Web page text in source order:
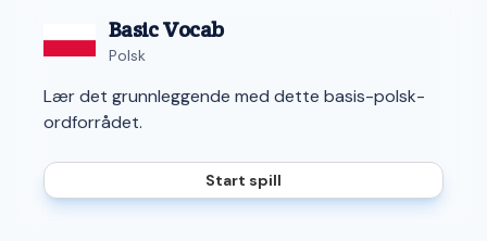
Basic Vocab
Polsk
Lær det grunnleggende med dette basis-polsk-
ordforrådet.
Start spill